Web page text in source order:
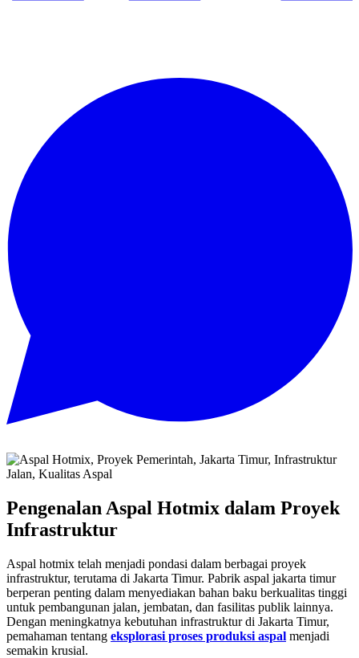
Pengenalan Aspal Hotmix dalam Proyek
Infrastruktur
Aspal hotmix telah menjadi pondasi dalam berbagai proyek
infrastruktur, terutama di Jakarta Timur. Pabrik aspal jakarta timur
berperan penting dalam menyediakan bahan baku berkualitas tinggi
untuk pembangunan jalan, jembatan, dan fasilitas publik lainnya.
Dengan meningkatnya kebutuhan infrastruktur di Jakarta Timur,
pemahaman tentang eksplorasi proses produksi aspal menjadi
semakin krusial.